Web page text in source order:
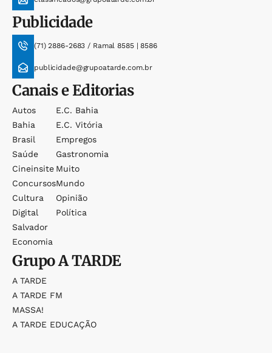
Publicidade
(71) 2886-2683 / Ramal 8585 | 8586
publicidade@grupoatarde.com.br
Canais e Editorias
Autos
Bahia
Brasil
Saúde
Cineinsite
Concursos
Cultura
Digital
Salvador
Economia
E.c. Bahia
E.c. Vitória
Empregos
Gastronomia
Muito
Mundo
Opinião
Política
GrupoA TARDE
A TARDE
A TARDE FM
MASSA!
A TARDE EDUCAÇÃO